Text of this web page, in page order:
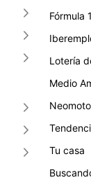
Fórmula 1
Lotería
Medio
Tu casa